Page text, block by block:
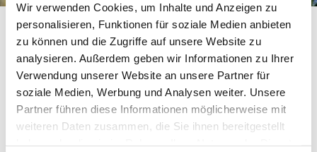
Wir verwenden Cookies, um Inhalte und Anzeigen zu
personalisieren, Funktionen für soziale Medien anbieten
zu können und die Zugriffe auf unsere Website zu
analysieren. Außerdem geben wir Informationen zu Ihrer
Verwendung unserer Website an unsere Partner für
soziale Medien, Werbung und Analysen weiter. Unsere
Partner führen diese Informationen möglicherweise mit
weiteren Daten zusammen, die Sie ihnen bereitgestellt
Nachwuchs für
Krabbelgruppe gesucht
Unsere Krabbelgruppe „Windelpiraten“
für Kinder im Alter von 0-3 Jahren trifft
sich dienstags von 10:00 bis 11:30 Uhr